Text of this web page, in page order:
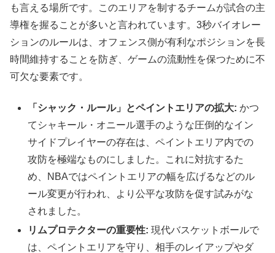
も言える場所です。このエリアを制するチームが試合の主
導権を握ることが多いと言われています。3秒バイオレー
ションのルールは、オフェンス側が有利なポジションを長
時間維持することを防ぎ、ゲームの流動性を保つために不
可欠な要素です。
「シャック・ルール」とペイントエリアの拡大: かつ
てシャキール・オニール選手のような圧倒的なイン
サイドプレイヤーの存在は、ペイントエリア内での
攻防を極端なものにしました。これに対抗するた
め、NBAではペイントエリアの幅を広げるなどのル
ール変更が行われ、より公平な攻防を促す試みがな
されました。
リムプロテクターの重要性: 現代バスケットボールで
は、ペイントエリアを守り、相手のレイアップやダ